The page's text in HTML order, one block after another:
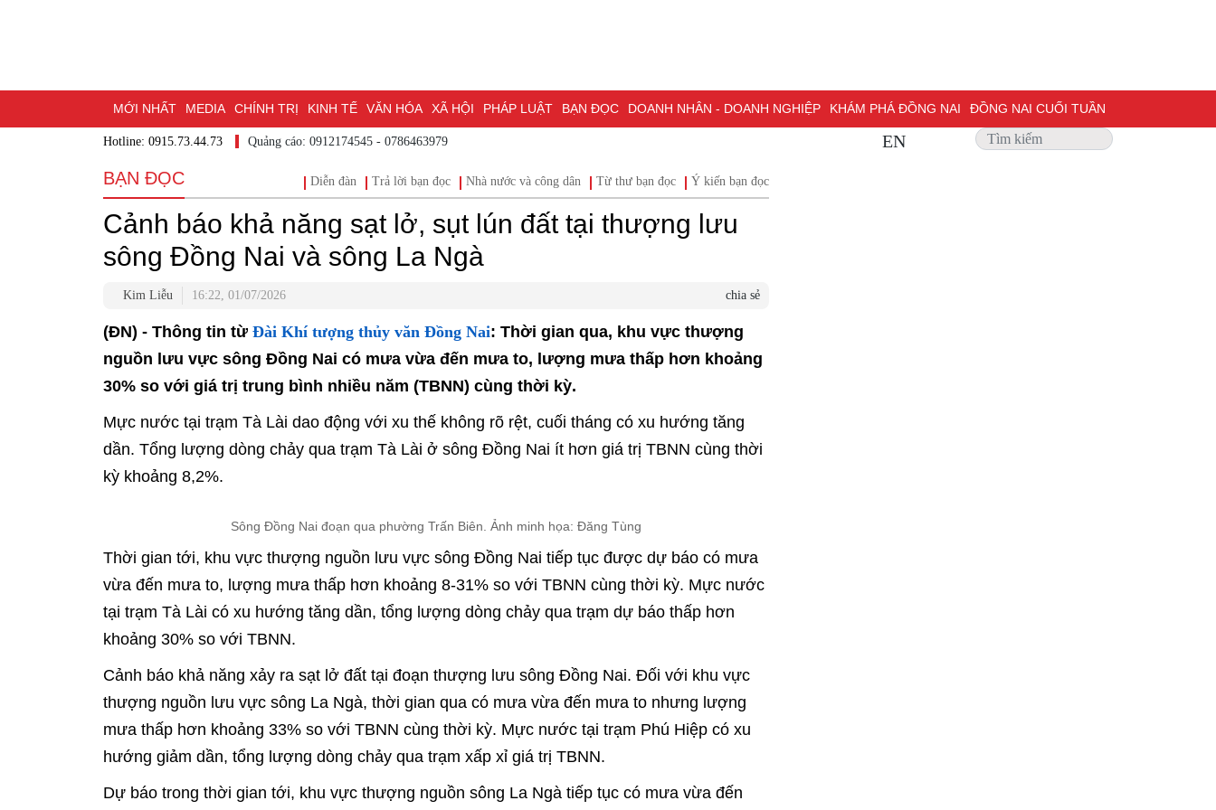
MỚI NHẤT MEDIA CHÍNH TRỊ KINH TẾ VĂN HÓA XÃ HỘI PHÁP LUẬT BẠN ĐỌC DOANH NHÂN - DOANH NGHIỆP KHÁM PHÁ ĐỒNG NAI ĐỒNG NAI CUỐI TUẦN
DU LỊCH - ẨM THỰC CHUYỂN ĐỔI SỐ THỂ THAO ĐỒNG NAI & NGHỊ QUYẾT 57 PHỎNG VẤN TRANG ĐỊA PHƯƠNG ẢNH ĐẸP
ĐẶT BÁO BẠN CẦN BIẾT CHẠM 95 - KHÁM PHÁ ĐỒNG NAI ĐẠI HỘI ĐẠI BIỂU TOÀN QUỐC LẦN THỨ XIV CỦA ĐẢNG
MỘT LƯỚT HIỂU LUẬT NHỊP CẦU NHÂN ÁI THÀNH PHỐ ĐỒNG NAI
Hotline: 0915.73.44.73 Quảng cáo: 0912174545 - 0786463979
EN
BẠN ĐỌC
Diễn đàn Trả lời bạn đọc Nhà nước và công dân Từ thư bạn đọc Ý kiến bạn đọc
Cảnh báo khả năng sạt lở, sụt lún đất tại thượng lưu
sông Đồng Nai và sông La Ngà
Kim Liễu 16:22, 01/07/2026 chia sẻ
(ĐN) - Thông tin từ Đài Khí tượng thủy văn Đồng Nai: Thời gian qua, khu vực thượng
nguồn lưu vực sông Đồng Nai có mưa vừa đến mưa to, lượng mưa thấp hơn khoảng
30% so với giá trị trung bình nhiều năm (TBNN) cùng thời kỳ.
Mực nước tại trạm Tà Lài dao động với xu thế không rõ rệt, cuối tháng có xu hướng tăng
dần. Tổng lượng dòng chảy qua trạm Tà Lài ở sông Đồng Nai ít hơn giá trị TBNN cùng thời
kỳ khoảng 8,2%.
Sông Đồng Nai đoạn qua phường Trấn Biên. Ảnh minh họa: Đăng Tùng
Thời gian tới, khu vực thượng nguồn lưu vực sông Đồng Nai tiếp tục được dự báo có mưa
vừa đến mưa to, lượng mưa thấp hơn khoảng 8-31% so với TBNN cùng thời kỳ. Mực nước
tại trạm Tà Lài có xu hướng tăng dần, tổng lượng dòng chảy qua trạm dự báo thấp hơn
khoảng 30% so với TBNN.
Cảnh báo khả năng xảy ra sạt lở đất tại đoạn thượng lưu sông Đồng Nai. Đối với khu vực
thượng nguồn lưu vực sông La Ngà, thời gian qua có mưa vừa đến mưa to nhưng lượng
mưa thấp hơn khoảng 33% so với TBNN cùng thời kỳ. Mực nước tại trạm Phú Hiệp có xu
hướng giảm dần, tổng lượng dòng chảy qua trạm xấp xỉ giá trị TBNN.
Dự báo trong thời gian tới, khu vực thượng nguồn sông La Ngà tiếp tục có mưa vừa đến